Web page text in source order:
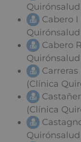
Cabero
Cabero
(Clínica
(Clínica